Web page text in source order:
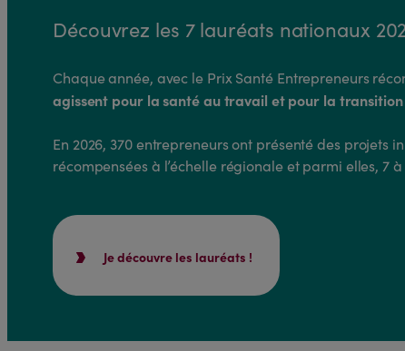
Découvrez les 7 lauréats nationaux
Chaque année, avec le Prix Santé Entrepreneurs
agissent pour la santé au travail et pour la
En 2026, 370 entrepreneurs ont présenté des projets
récompensées à l’échelle régionale et parmi elles, 7
Je découvre les lauréats !